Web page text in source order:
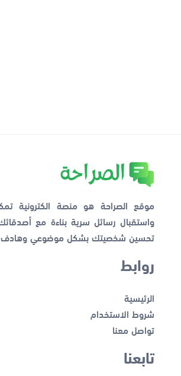
موقع الصراحة هو منصة الكترونية
واستقبال رسائل سرية بناءة مع
تحسين شخصيتك بشكل موضوعي وهادف
روابط
الرئيسية
شروط الاستخدام
تواصل معنا
تابعنا